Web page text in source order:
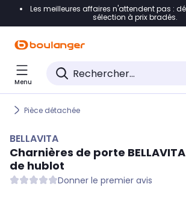
Accéder directement à la navigation
Accéder directement au pied de page
Accéder directement au chatbot
Les meilleures affaires n'attendent pas :
sélection à prix bradés.
Menu
Pièce détachée
BELLAVITA
Charnières de porte BELLAVITA
de hublot
Donner le premier avis